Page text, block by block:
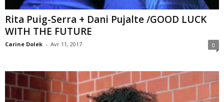
Rita Puig-Serra + Dani Pujalte /GOOD LUCK
WITH THE FUTURE
Carine Dolek - Avr 11, 2017 0